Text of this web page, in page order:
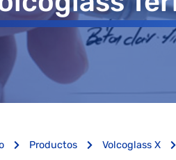
Productos Volcoglass X